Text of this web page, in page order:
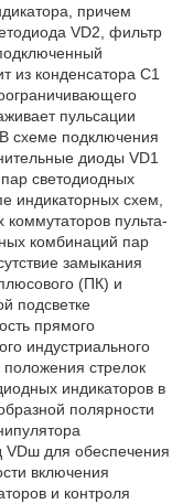
причем
VD2, фильтр
из конденсатора С1
пульсации
схеме подключения
диоды VD1
светодиодных
индикаторных схем,
коммутаторов пульта-
комбинаций пар
замыкания
(ПК) и
подсветке
прямого
индустриального
стрелок
индикаторов в
полярности
для обеспечения
включения
и контроля